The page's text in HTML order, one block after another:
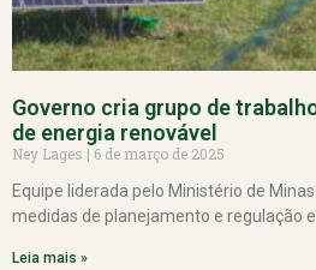
Governo cria grupo de
de energia renovável
Ney Lages
6 de março de 2025
Equipe liderada pelo Ministério de
medidas de planejamento e regulação
Leia mais »